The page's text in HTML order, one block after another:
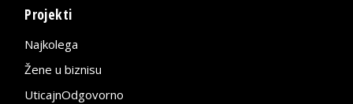
Projekti
Najkolega
Žene u biznisu
UticajnOdgovorno